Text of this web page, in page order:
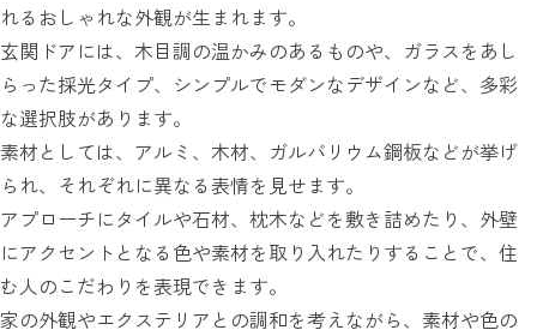
れるおしゃれな外観が生まれます。
玄関ドアには、木目調の温かみのあるものや、ガラスをあし
らった採光タイプ、シンプルでモダンなデザインなど、多彩
な選択肢があります。
素材としては、アルミ、木材、ガルバリウム鋼板などが挙げ
られ、それぞれに異なる表情を見せます。
アプローチにタイルや石材、枕木などを敷き詰めたり、外壁
にアクセントとなる色や素材を取り入れたりすることで、住
む人のこだわりを表現できます。
家の外観やエクステリアとの調和を考えながら、素材や色の